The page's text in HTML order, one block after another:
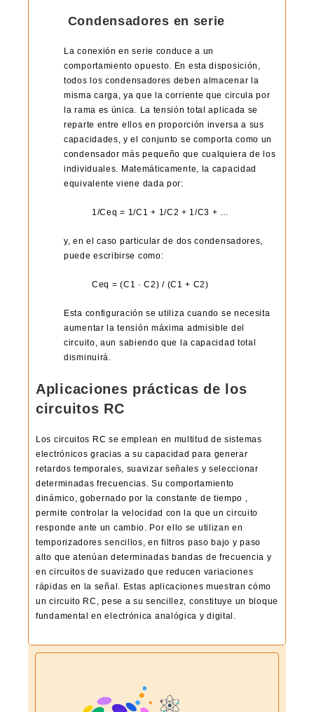
Condensadores en serie
La conexión en serie conduce a un
comportamiento opuesto. En esta disposición,
todos los condensadores deben almacenar la
misma carga, ya que la corriente que circula por
la rama es única. La tensión total aplicada se
reparte entre ellos en proporción inversa a sus
capacidades, y el conjunto se comporta como un
condensador más pequeño que cualquiera de los
individuales. Matemáticamente, la capacidad
equivalente viene dada por:
1/Ceq = 1/C1 + 1/C2 + 1/C3 + …
y, en el caso particular de dos condensadores,
puede escribirse como:
Ceq = (C1 · C2) / (C1 + C2)
Esta configuración se utiliza cuando se necesita
aumentar la tensión máxima admisible del
circuito, aun sabiendo que la capacidad total
disminuirá.
Aplicaciones prácticas de los
circuitos RC
Los circuitos RC se emplean en multitud de sistemas
electrónicos gracias a su capacidad para generar
retardos temporales, suavizar señales y seleccionar
determinadas frecuencias. Su comportamiento
dinámico, gobernado por la constante de tiempo ,
permite controlar la velocidad con la que un circuito
responde ante un cambio. Por ello se utilizan en
temporizadores sencillos, en filtros paso bajo y paso
alto que atenúan determinadas bandas de frecuencia y
en circuitos de suavizado que reducen variaciones
rápidas en la señal. Estas aplicaciones muestran cómo
un circuito RC, pese a su sencillez, constituye un bloque
fundamental en electrónica analógica y digital.